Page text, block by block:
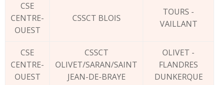
CSE
CENTRE-
OUEST
CSSCT BLOIS
TOURS -
VAILLANT
CSE
CENTRE-
OUEST
CSSCT
OLIVET/SARAN/SAINT
JEAN-DE-BRAYE
OLIVET -
FLANDRES
DUNKERQUE